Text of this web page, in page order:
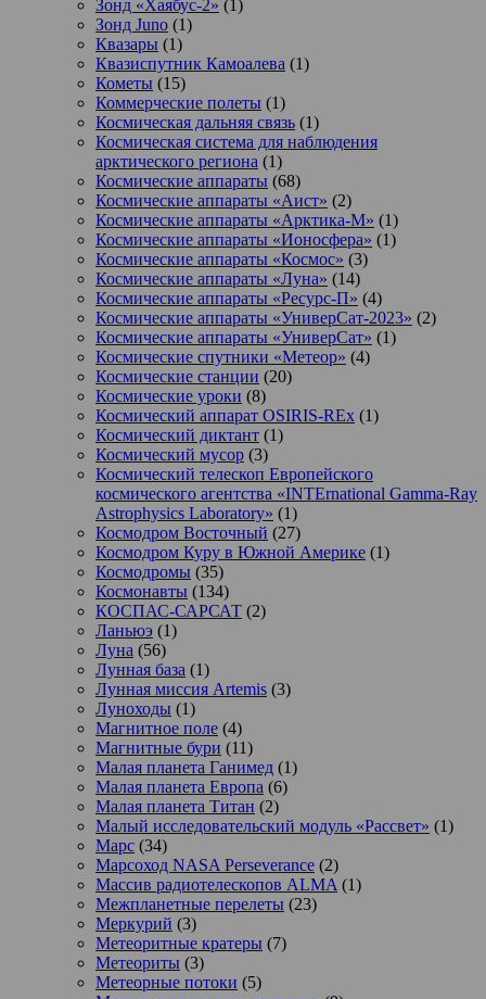
Зонд «Хаябус-2» (1)
Зонд Juno (1)
Квазары (1)
Квазиспутник Камоалева (1)
Кометы (15)
Коммерческие полеты (1)
Космическая дальняя связь (1)
Космическая система для наблюдения
арктического региона (1)
Космические аппараты (68)
Космические аппараты «Аист» (2)
Космические аппараты «Арктика-М» (1)
Космические аппараты «Ионосфера» (1)
Космические аппараты «Космос» (3)
Космические аппараты «Луна» (14)
Космические аппараты «Ресурс-П» (4)
Космические аппараты «УниверСат-2023» (2)
Космические аппараты «УниверСат» (1)
Космические спутники «Метеор» (4)
Космические станции (20)
Космические уроки (8)
Космический аппарат OSIRIS-REx (1)
Космический диктант (1)
Космический мусор (3)
Космический телескоп Европейского
космического агентства «INTErnational Gamma-Ray
Astrophysics Laboratory» (1)
Космодром Восточный (27)
Космодром Куру в Южной Америке (1)
Космодромы (35)
Космонавты (134)
КОСПАС-САРСАТ (2)
Ланьюэ (1)
Луна (56)
Лунная база (1)
Лунная миссия Artemis (3)
Луноходы (1)
Магнитное поле (4)
Магнитные бури (11)
Малая планета Ганимед (1)
Малая планета Европа (6)
Малая планета Титан (2)
Малый исследовательский модуль «Рассвет» (1)
Марс (34)
Марсоход NASA Perseverance (2)
Массив радиотелескопов ALMA (1)
Межпланетные перелеты (23)
Меркурий (3)
Метеоритные кратеры (7)
Метеориты (3)
Метеорные потоки (5)